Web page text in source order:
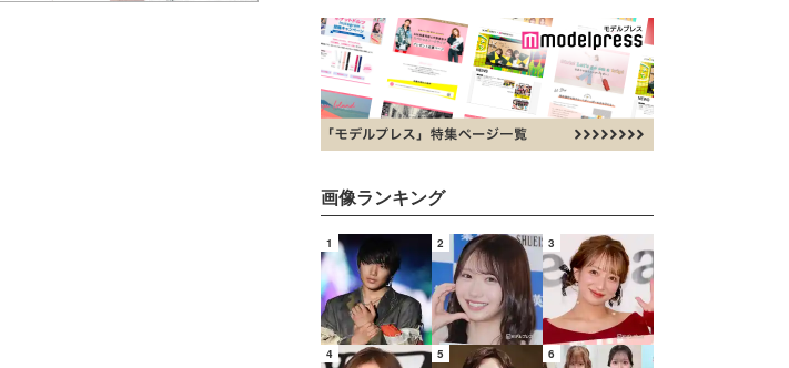
画像ランキング
1 2 3
4 5 6